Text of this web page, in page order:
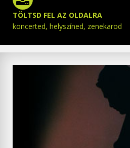
TÖLTSD FEL AZ OLDALRA
koncerted, helyszíned, zenekarod